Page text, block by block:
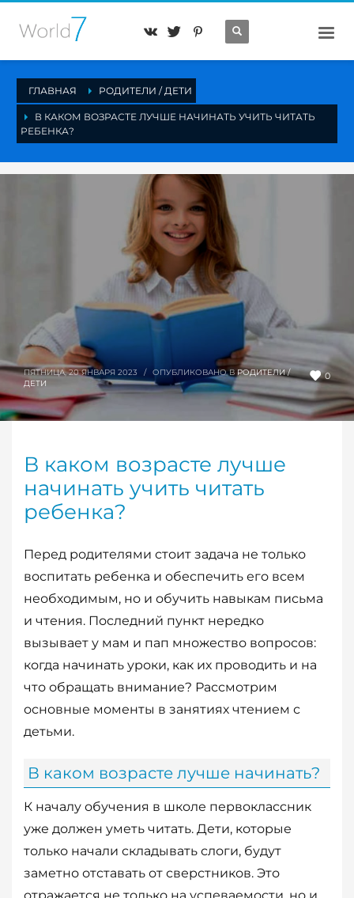
ГЛАВНАЯ РОДИТЕЛИ / ДЕТИ
В КАКОМ ВОЗРАСТЕ ЛУЧШЕ НАЧИНАТЬ УЧИТЬ ЧИТАТЬ
РЕБЕНКА?
0
ПЯТНИЦА, 20 ЯНВАРЯ 2023 / ОПУБЛИКОВАНО В РОДИТЕЛИ /
ДЕТИ
В каком возрасте лучше
начинать учить читать
ребенка?
Перед родителями стоит задача не только
воспитать ребенка и обеспечить его всем
необходимым, но и обучить навыкам письма
и чтения. Последний пункт нередко
вызывает у мам и пап множество вопросов:
когда начинать уроки, как их проводить и на
что обращать внимание? Рассмотрим
основные моменты в занятиях чтением с
детьми.
В каком возрасте лучше начинать?
К началу обучения в школе первоклассник
уже должен уметь читать. Дети, которые
только начали складывать слоги, будут
заметно отставать от сверстников. Это